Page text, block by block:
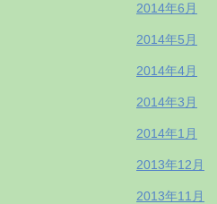
2014年6月
2014年5月
2014年4月
2014年3月
2014年1月
2013年12月
2013年11月